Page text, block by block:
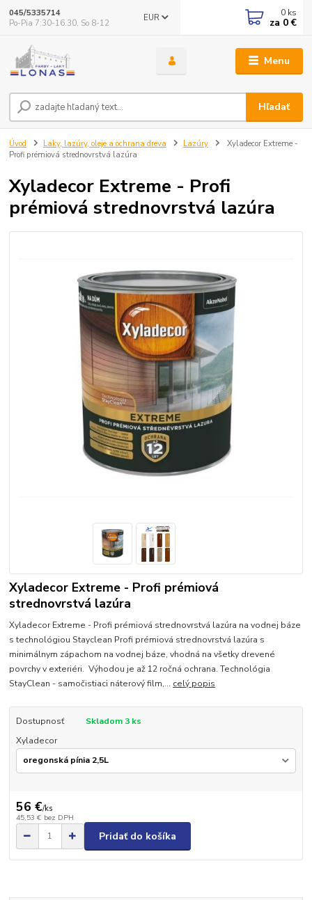
Menu
EUR
Hľadať
045/5335714
Po-Pia 7:30-16.30, So 8-12
0 ks
za 0 €
Úvod Laky, lazúry, oleje a ochrana dreva Lazúry
Xyladecor Extreme -
Profi prémiová strednovrstvá lazúra
Xyladecor Extreme - Profi
prémiová strednovrstvá lazúra
Xyladecor Extreme - Profi prémiová
strednovrstvá lazúra
Xyladecor Extreme - Profi prémiová strednovrstvá lazúra na vodnej báze
s technológiou Stayclean Profi prémiová strednovrstvá lazúra s
minimálnym zápachom na vodnej báze, vhodná na všetky drevené
povrchy v exteriéri. Výhodou je až 12 ročná ochrana. Technológia
StayClean - samočistiaci náterový film,... celý popis
Dostupnosť
Skladom 3 ks
Xyladecor
56 €/ks
45,53 € bez DPH
Pridať do košíka